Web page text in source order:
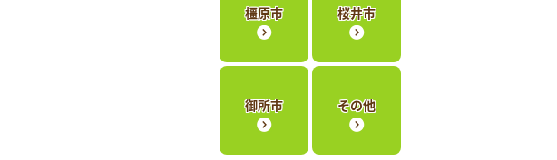
橿原市 桜井市
御所市 その他